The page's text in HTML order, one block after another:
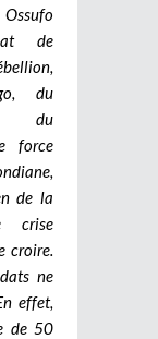
de
du
du
force
de la
crise
croire.
ne
effet,
de 50